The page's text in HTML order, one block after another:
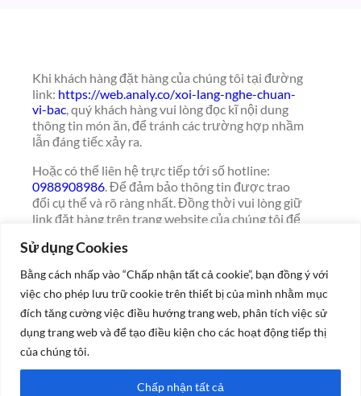
Sử dụng Cookies
Bằng cách nhấp vào “Chấp nhận tất cả cookie”, bạn đồng ý với
việc cho phép lưu trữ cookie trên thiết bị của mình nhằm mục
đích tăng cường việc điều hướng trang web, phân tích việc sử
dụng trang web và để tạo điều kiện cho các hoạt động tiếp thị
của chúng tôi.
Chấp nhận tất cả
Khi khách hàng đặt hàng của chúng tôi tại đường
link: https://web.analy.co/xoi-lang-nghe-chuan-
vi-bac, quý khách hàng vui lòng đọc kĩ nội dung
thông tin món ăn, để tránh các trường hợp nhầm
lẫn đáng tiếc xảy ra.
Hoặc có thể liên hệ trực tiếp tới số hotline:
0988908986. Để đảm bảo thông tin được trao
đổi cụ thể và rõ ràng nhất. Đồng thời vui lòng giữ
link đặt hàng trên trang website của chúng tôi để
nhanh nhất như: Đã nhận, Sẵn sàng, Đang giao,
Đã thanh toán….
Quý khách vui lòng đọc kỹ các điều khoản và điều
kiện mà chúng tôi đề ra, khi đặt hàng thì đảm bảo
hạn chế hủy đơn vì các lý do khác nhau. Nếu trong
quá trình nhận đơn chúng tôi thấy chưa thể cung
cấp được đơn hàng đó sẽ liên hệ quý khách để
hàng lại vào ngày khác, hoặc hỗ trợ hủy đơn hàng.